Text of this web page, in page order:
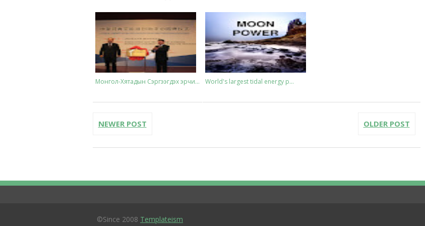
Монгол-Хятадын Сэргээгдэх эрчи... World's largest tidal energy p...
Нарны зайн хураагууртай Tommy ...
NEWER POST OLDER POST
©Since 2008 Templateism